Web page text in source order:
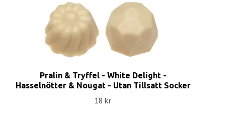
Pralin & Tryffel - White Delight -
Hasselnötter & Nougat - Utan Tillsatt Socker
18 kr